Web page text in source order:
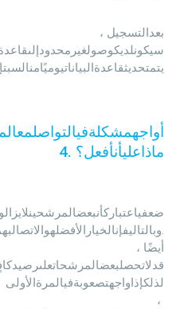
ماذاعليأنأفعل؟ .
4
لذلكإذاواجهتصعوبةفيالمرةالأولى